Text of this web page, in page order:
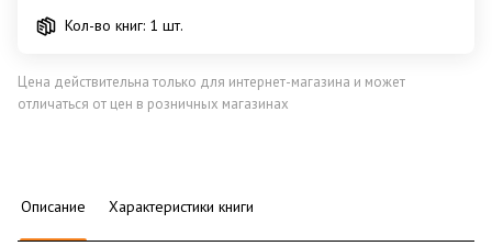
Кол-во книг: 1 шт.
Цена действительна только для интернет-магазина и может
отличаться от цен в розничных магазинах
Описание Характеристики книги